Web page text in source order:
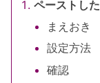
ペーストし
まえおき
設定方法
確認